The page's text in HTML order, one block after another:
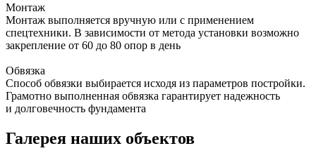
Монтаж
Монтаж выполняется вручную или с применением
спецтехники. В зависимости от метода установки возможно
закрепление от 60 до 80 опор в день
Обвязка
Способ обвязки выбирается исходя из параметров постройки.
Грамотно выполненная обвязка гарантирует надежность
и долговечность фундамента
Галерея наших объектов